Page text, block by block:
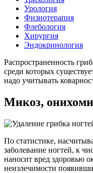
Урология
Физиотерапия
Флебология
Хирургия
Эндокринология
Распространенность
среди которых
надо учитывать
Микоз,
По статистике,
заболевание ногтей, к
наносит вред здоровью
неизлечимости